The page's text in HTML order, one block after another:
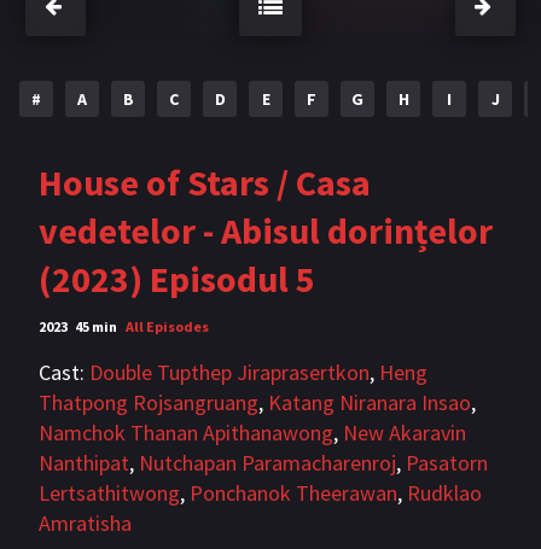
BLOG
Articole Cărți traduse
Muzică
ALĂTURĂ-TE
Înregistrează-te Autentificare
Contul meu Ieși
# A B C D E F G H I J
House of Stars / Casa
vedetelor - Abisul dorințelor
(2023) Episodul 5
2023 45 min All Episodes
Cast: Double Tupthep Jiraprasertkon, Heng
Thatpong Rojsangruang, Katang Niranara Insao,
Namchok Thanan Apithanawong, New Akaravin
Nanthipat, Nutchapan Paramacharenroj, Pasatorn
Lertsathitwong, Ponchanok Theerawan, Rudklao
Amratisha